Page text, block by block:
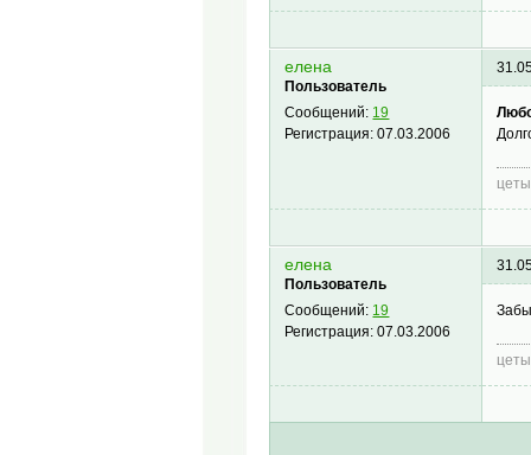
елена
Пользователь
Сообщений: 19
Регистрация:07.03.2006
елена
Пользователь
Сообщений: 19
Регистрация:07.03.2006